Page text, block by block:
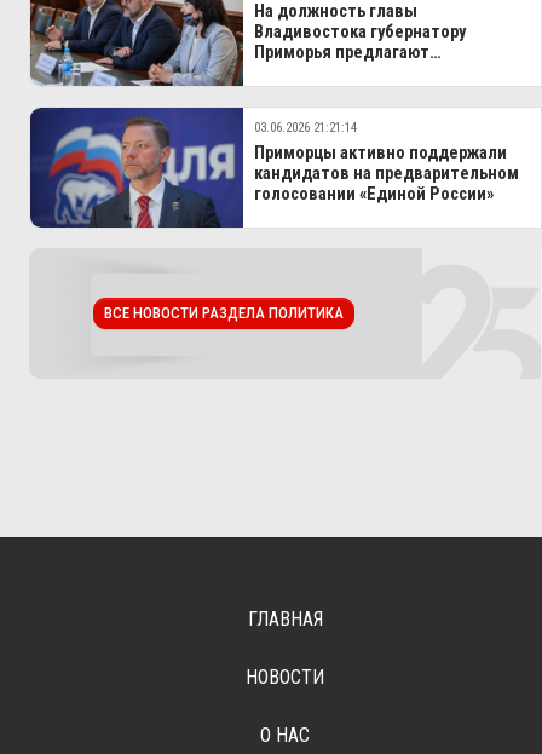
На должность главы
Владивостока губернатору
Приморья предлагают
03.06.2026 21:21:14
Приморцы активно поддержали
кандидатов на предварительном
голосовании «Единой России»
ВСЕ НОВОСТИ РАЗДЕЛА ПОЛИТИКА
ГЛАВНАЯ
НОВОСТИ
О НАС